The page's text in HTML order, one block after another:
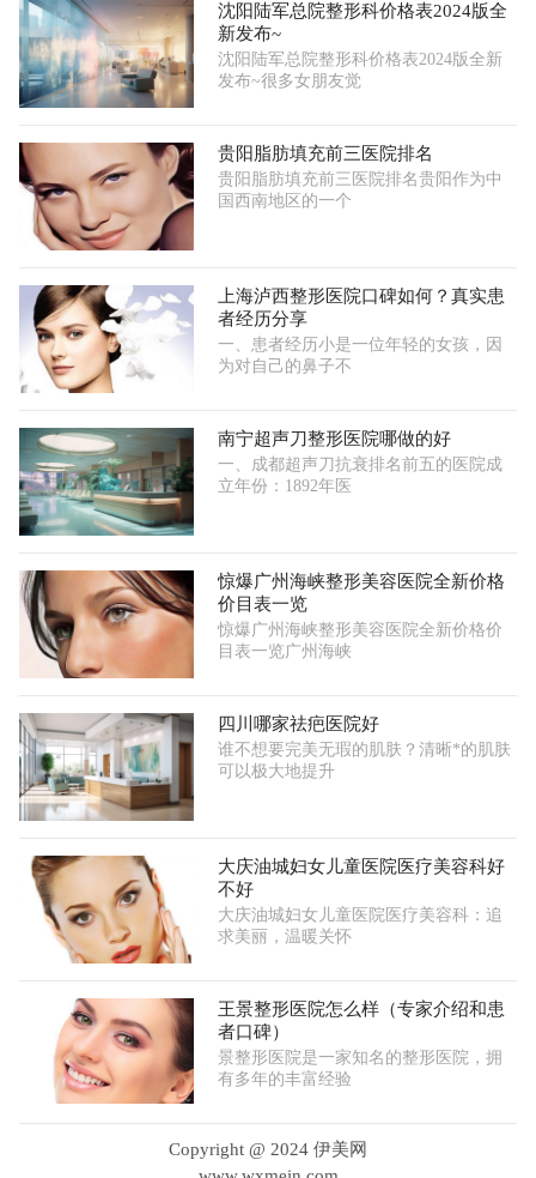
沈阳陆军总院整形科价格表2024版全
新发布~
沈阳陆军总院整形科价格表2024版全新
发布~很多女朋友觉
贵阳脂肪填充前三医院排名
贵阳脂肪填充前三医院排名贵阳作为中
国西南地区的一个
上海泸西整形医院口碑如何？真实患
者经历分享
一、患者经历小是一位年轻的女孩，因
为对自己的鼻子不
南宁超声刀整形医院哪做的好
一、成都超声刀抗衰排名前五的医院成
立年份：1892年医
惊爆广州海峡整形美容医院全新价格
价目表一览
惊爆广州海峡整形美容医院全新价格价
目表一览广州海峡
四川哪家祛疤医院好
谁不想要完美无瑕的肌肤？清晰*的肌肤
可以极大地提升
大庆油城妇女儿童医院医疗美容科好
不好
大庆油城妇女儿童医院医疗美容科：追
求美丽，温暖关怀
王景整形医院怎么样（专家介绍和患
者口碑）
景整形医院是一家知名的整形医院，拥
有多年的丰富经验
Copyright @ 2024 伊美网